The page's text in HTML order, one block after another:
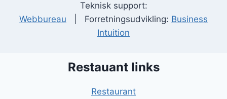
Teknisk support:
Webbureau | Forretningsudvikling: Business
Intuition
Restauant links
Restaurant